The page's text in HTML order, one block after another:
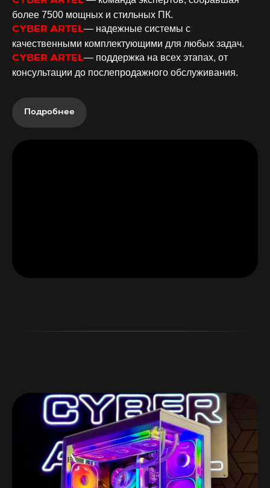
более 7500 мощных и стильных ПК.
CYBER ARTEL— надежные системы с
качественными комплектующими для любых задач.
CYBER ARTEL— поддержка на всех этапах, от
консультации до послепродажного обслуживания.
Подробнее